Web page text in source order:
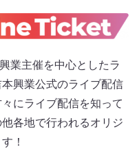
業主催を中心としたラ
興業公式のライブ配信
にライブ配信を知って
各地で行われるオリジ
！